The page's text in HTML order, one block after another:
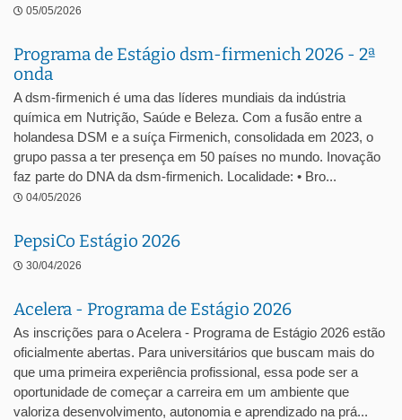
05/05/2026
Programa de Estágio dsm-firmenich 2026 - 2ª
onda
A dsm-firmenich é uma das líderes mundiais da indústria
química em Nutrição, Saúde e Beleza. Com a fusão entre a
holandesa DSM e a suíça Firmenich, consolidada em 2023, o
grupo passa a ter presença em 50 países no mundo. Inovação
faz parte do DNA da dsm-firmenich. Localidade: • Bro...
04/05/2026
PepsiCo Estágio 2026
30/04/2026
Acelera - Programa de Estágio 2026
As inscrições para o Acelera - Programa de Estágio 2026 estão
oficialmente abertas. Para universitários que buscam mais do
que uma primeira experiência profissional, essa pode ser a
oportunidade de começar a carreira em um ambiente que
valoriza desenvolvimento, autonomia e aprendizado na prá...